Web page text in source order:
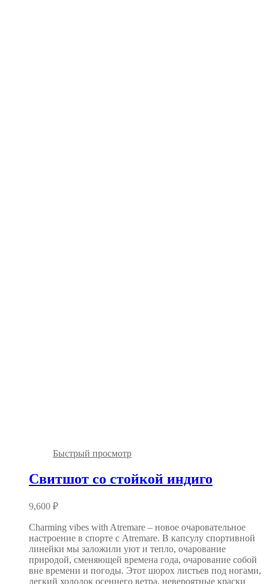
Быстрый просмотр
Свитшот со стойкой индиго
9,600 ₽
Charming vibes with Atremare – новое очаровательное
настроение в спорте с Atremare. В капсулу спортивной
линейки мы заложили уют и тепло, очарование
природой, сменяющей времена года, очарование собой
вне времени и погоды. Этот шорох листьев под ногами,
легкий холодок осеннего ветра, невероятные краски